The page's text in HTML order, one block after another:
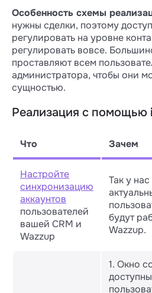
Особенность схемы
нужны сделки, поэтому
регулировать на уровне
регулировать вовсе.
проставляют всем
администратора, чтобы они
сущностью.
Реализация с помощью
Что Зачем
Настройте
синхронизацию
аккаунтов
пользователей
вашей CRM и
Wazzup
Так у
будут
Wazzup.
1. Окно